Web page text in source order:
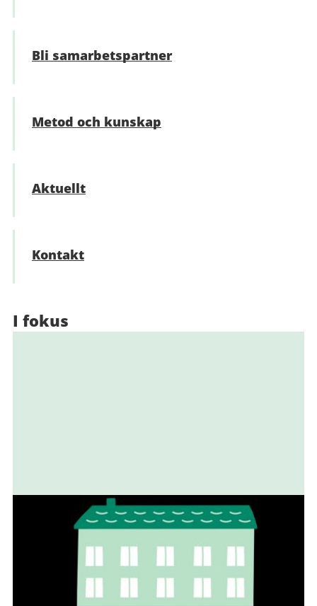
Bli samarbetspartner
Metod och kunskap
Aktuellt
Kontakt
I fokus